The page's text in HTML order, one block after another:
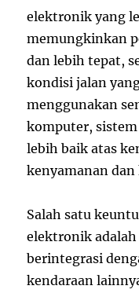
elektronik yang
memungkinkan
dan lebih tepat,
kondisi jalan
menggunakan
komputer,
lebih baik atas
kenyamanan
Salah satu
elektronik
berintegrasi
kendaraan